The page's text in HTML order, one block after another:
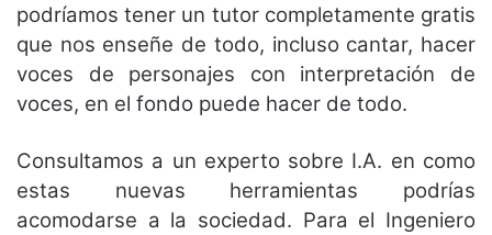
podríamos tener un tutor completamente gratis
que nos enseñe de todo, incluso cantar, hacer
voces de personajes con interpretación de
voces, en el fondo puede hacer de todo.
Consultamos a un experto sobre I.A. en como
estas nuevas herramientas podrías
acomodarse a la sociedad. Para el Ingeniero